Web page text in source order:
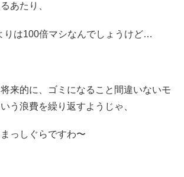
あたり、
りは100倍マシなんでしょうけど…
来的に、ゴミになること間違いないモ
う浪費を繰り返すようじゃ、
っしぐらですわ〜